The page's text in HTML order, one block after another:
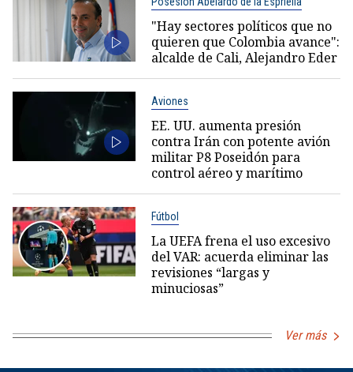
"Hay sectores políticos que no
quieren que Colombia avance":
alcalde de Cali, Alejandro Eder
Aviones
EE. UU. aumenta presión
contra Irán con potente avión
militar P8 Poseidón para
control aéreo y marítimo
Fútbol
La UEFA frena el uso excesivo
del VAR: acuerda eliminar las
revisiones “largas y
minuciosas”
Ver más